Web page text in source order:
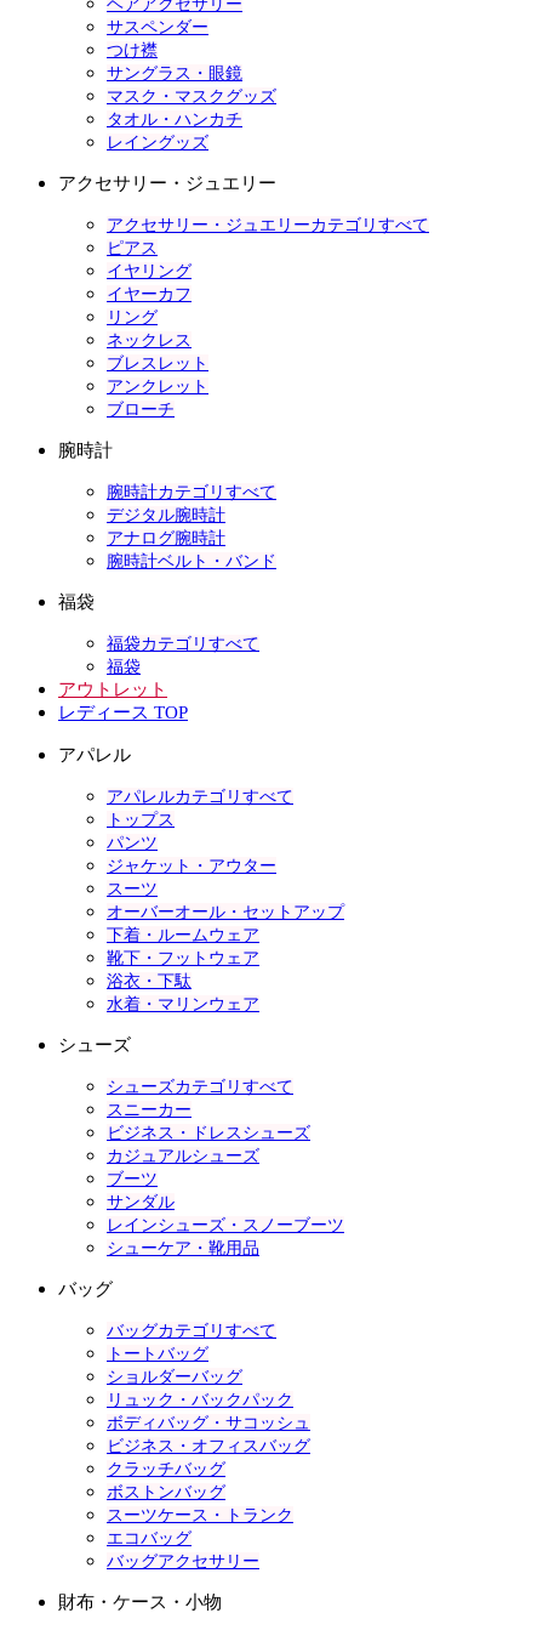
ヘアアクセサリー
サスペンダー
つけ襟
サングラス・眼鏡
マスク・マスクグッズ
タオル・ハンカチ
レイングッズ
アクセサリー・ジュエリー
アクセサリー・ジュエリーカテゴリすべて
ピアス
イヤリング
イヤーカフ
リング
ネックレス
ブレスレット
アンクレット
ブローチ
腕時計
腕時計カテゴリすべて
デジタル腕時計
アナログ腕時計
腕時計ベルト・バンド
福袋
福袋カテゴリすべて
福袋
アウトレット
レディース TOP
アパレル
アパレルカテゴリすべて
トップス
パンツ
ジャケット・アウター
スーツ
オーバーオール・セットアップ
下着・ルームウェア
靴下・フットウェア
浴衣・下駄
水着・マリンウェア
シューズ
シューズカテゴリすべて
スニーカー
ビジネス・ドレスシューズ
カジュアルシューズ
ブーツ
サンダル
レインシューズ・スノーブーツ
シューケア・靴用品
バッグ
バッグカテゴリすべて
トートバッグ
ショルダーバッグ
リュック・バックパック
ボディバッグ・サコッシュ
ビジネス・オフィスバッグ
クラッチバッグ
ボストンバッグ
スーツケース・トランク
エコバッグ
バッグアクセサリー
財布・ケース・小物